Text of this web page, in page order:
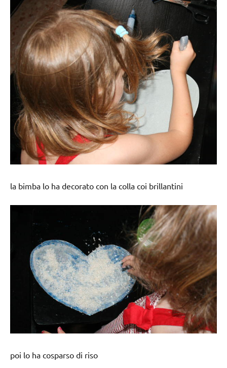
la bimba lo ha decorato con la colla coi brillantini
poi lo ha cosparso di riso